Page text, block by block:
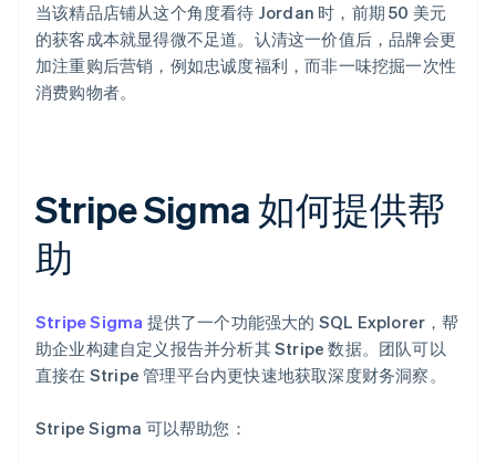
当该精品店铺从这个角度看待 Jordan 时，前期 50 美元
的获客成本就显得微不足道。认清这一价值后，品牌会更
加注重购后营销，例如忠诚度福利，而非一味挖掘一次性
消费购物者。
Stripe Sigma 如何提供帮
助
Stripe Sigma 提供了一个功能强大的 SQL Explorer，帮
助企业构建自定义报告并分析其 Stripe 数据。团队可以
直接在 Stripe 管理平台内更快速地获取深度财务洞察。
Stripe Sigma 可以帮助您：